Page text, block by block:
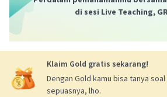
di sesi Live Teaching,
Klaim Gold gratis sekarang!
Dengan Gold kamu bisa tanya
sepuasnya, lho.